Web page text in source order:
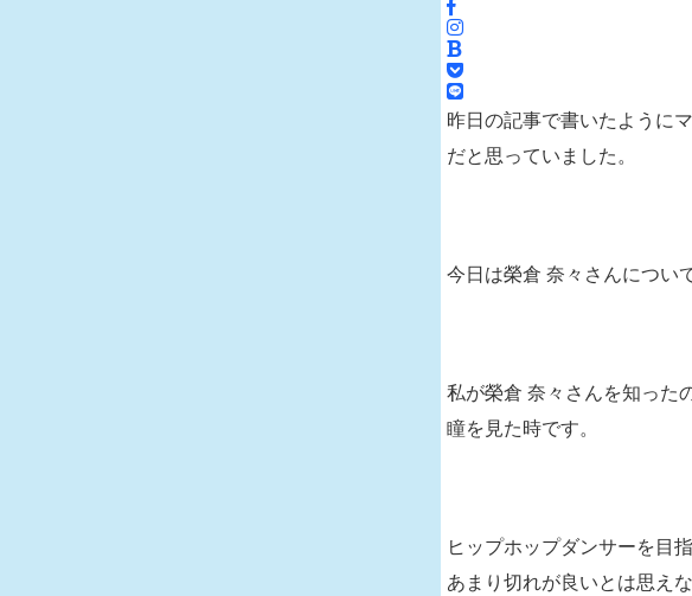
昨日の記事で書いたように
だと思っていました。
今日は榮倉 奈々さんについ
私が榮倉 奈々さんを知った
瞳を見た時です。
ヒップホップダンサーを目
あまり切れが良いとは思え